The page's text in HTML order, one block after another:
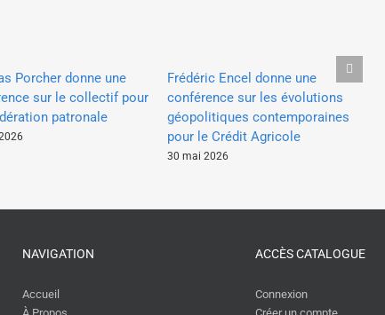
Porcher donne une
sur le collectif pour
patronale
Frédéric Encel donne une
conférence sur les évolutions
géopolitiques contemporaines
pour le Crédit Agricole
30 mai 2026
NAVIGATION
Accueil
ACCÈS CATALOGUE
Connexion